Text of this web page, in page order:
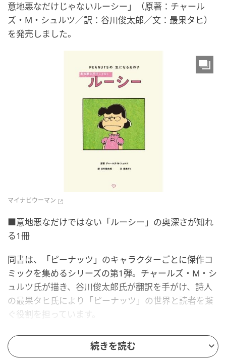
意地悪なだけじゃないルーシー」（原著：チャール
ズ・M・シュルツ／訳：谷川俊太郎／文：最果タヒ）
を発売しました。
マイナビウーマン
■意地悪なだけではない「ルーシー」の奥深さが知れ
る1冊
同書は、「ピーナッツ」のキャラクターごとに傑作コ
ミックを集めるシリーズの第1弾。チャールズ・M・シ
ュルツ氏が描き、谷川俊太郎氏が翻訳を手がけ、詩人
の最果タヒ氏により「ピーナッツ」の世界と読者を繋
ぐ役割を担っています。
第1弾では、自己中心的で意地悪な性格を持ちながら
様々な面があり、みんなの友だちであるキャラクター
続きを読む